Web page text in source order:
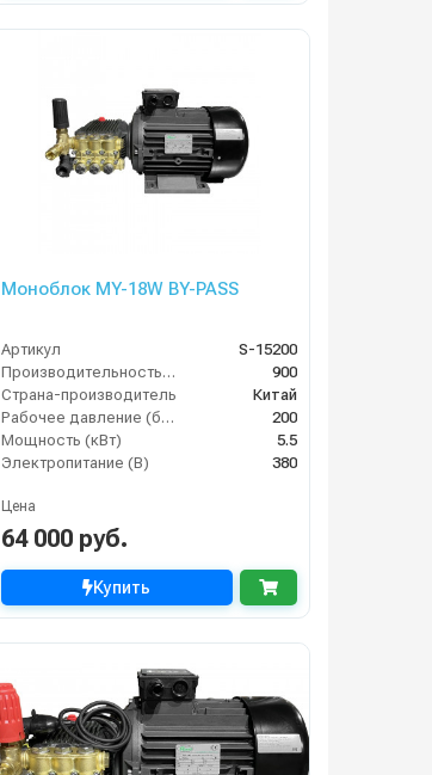
Моноблок MY-18W BY-PASS
Артикул
S-15200
Производительность (л/ч)
900
Страна-производитель
Китай
Рабочее давление (бар)
200
Мощность (кВт)
5.5
Электропитание (В)
380
Цена
64 000 руб.
Купить